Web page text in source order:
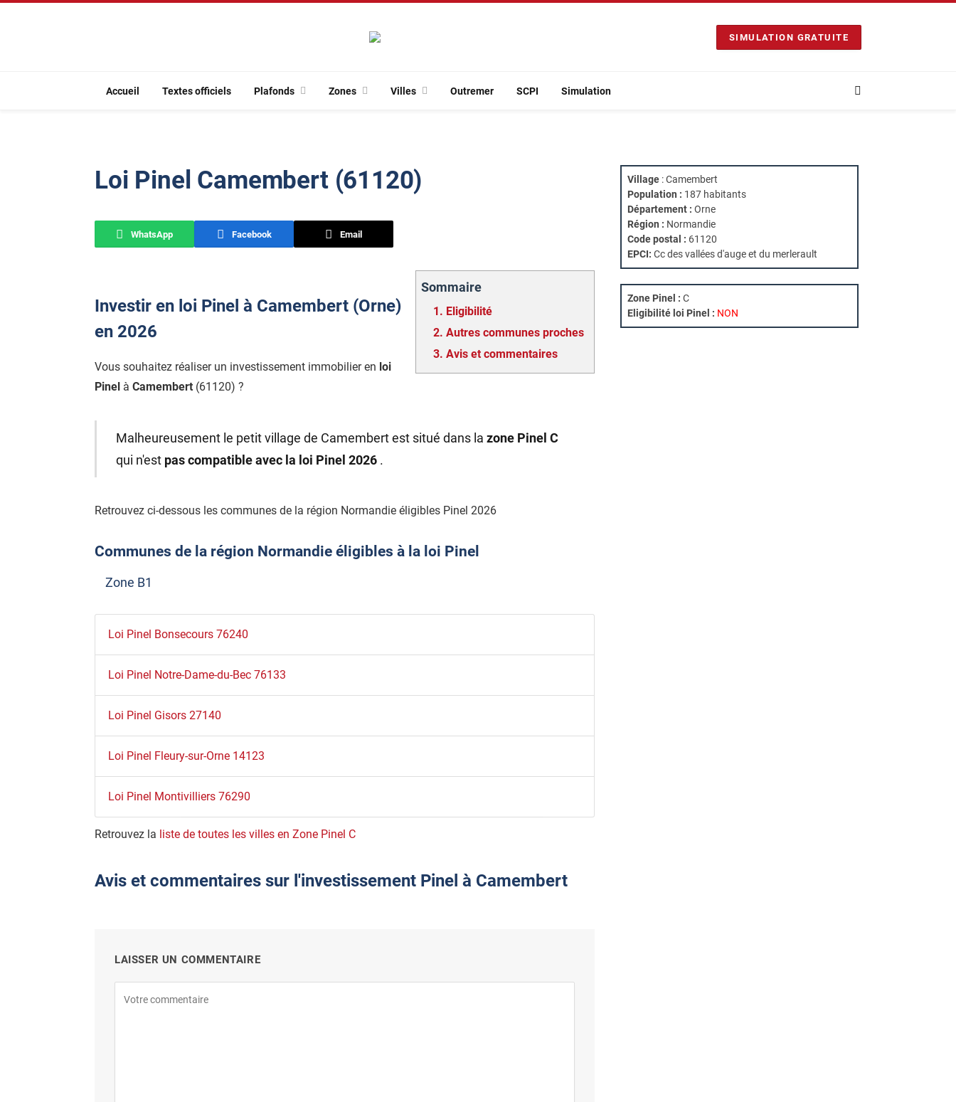
SIMULATION GRATUITE
Accueil Textes officiels Plafonds Zones Villes Outremer SCPI Simulation
Loi Pinel Camembert (61120)
WhatsApp Facebook Email
Sommaire
1. Eligibilité
2. Autres communes proches
3. Avis et commentaires
Investir en loi Pinel à Camembert (Orne)
en 2026
Vous souhaitez réaliser un investissement immobilier en loi
Pinel à Camembert (61120) ?
Malheureusement le petit village de Camembert est situé dans la zone Pinel C
qui n'est pas compatible avec la loi Pinel 2026 .
Retrouvez ci-dessous les communes de la région Normandie éligibles Pinel 2026
Communes de la région Normandie éligibles à la loi Pinel
Zone B1
Loi Pinel Bonsecours 76240
Loi Pinel Notre-Dame-du-Bec 76133
Loi Pinel Gisors 27140
Loi Pinel Fleury-sur-Orne 14123
Loi Pinel Montivilliers 76290
Retrouvez la liste de toutes les villes en Zone Pinel C
Avis et commentaires sur l'investissement Pinel à Camembert
LAISSER UN COMMENTAIRE
Village : Camembert
Population : 187 habitants
Département : Orne
Région : Normandie
Code postal : 61120
EPCI: Cc des vallées d'auge et du merlerault
Zone Pinel : C
Eligibilité loi Pinel : NON